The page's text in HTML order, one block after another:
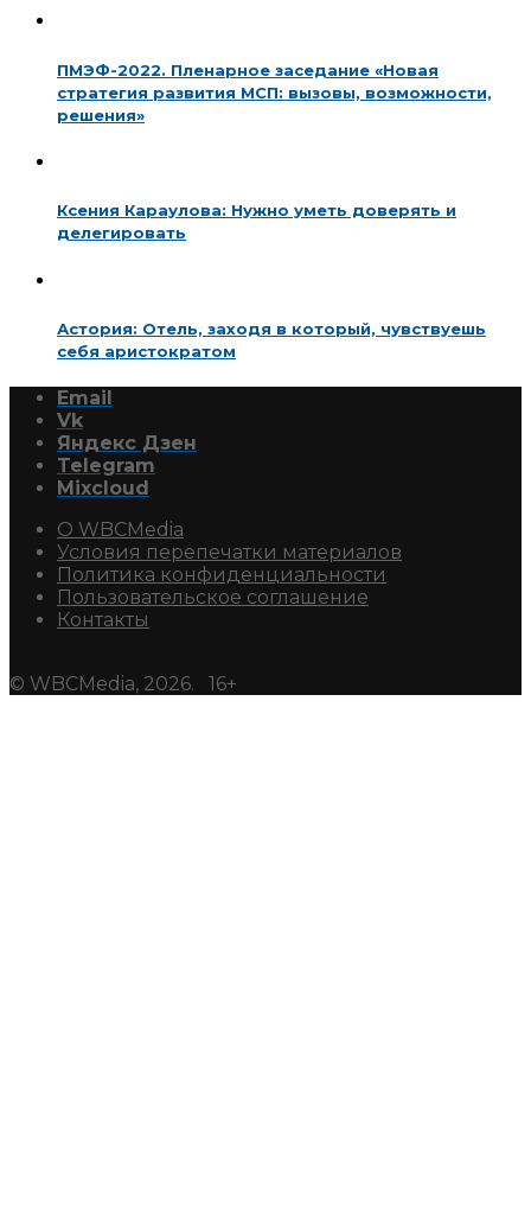
ПМЭФ-2022. Пленарное заседание «Новая
стратегия развития МСП: вызовы, возможности,
решения»
Ксения Караулова: Нужно уметь доверять и
делегировать
Астория: Отель, заходя в который, чувствуешь
себя аристократом
Email
Vk
Яндекс Дзен
Telegram
Mixcloud
О WBCMedia
Условия перепечатки материалов
Политика конфиденциальности
Пользовательское соглашение
Контакты
© WBCMedia, 2026. 16+